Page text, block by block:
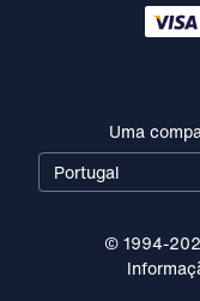
Uma
Portugal
© 1994-